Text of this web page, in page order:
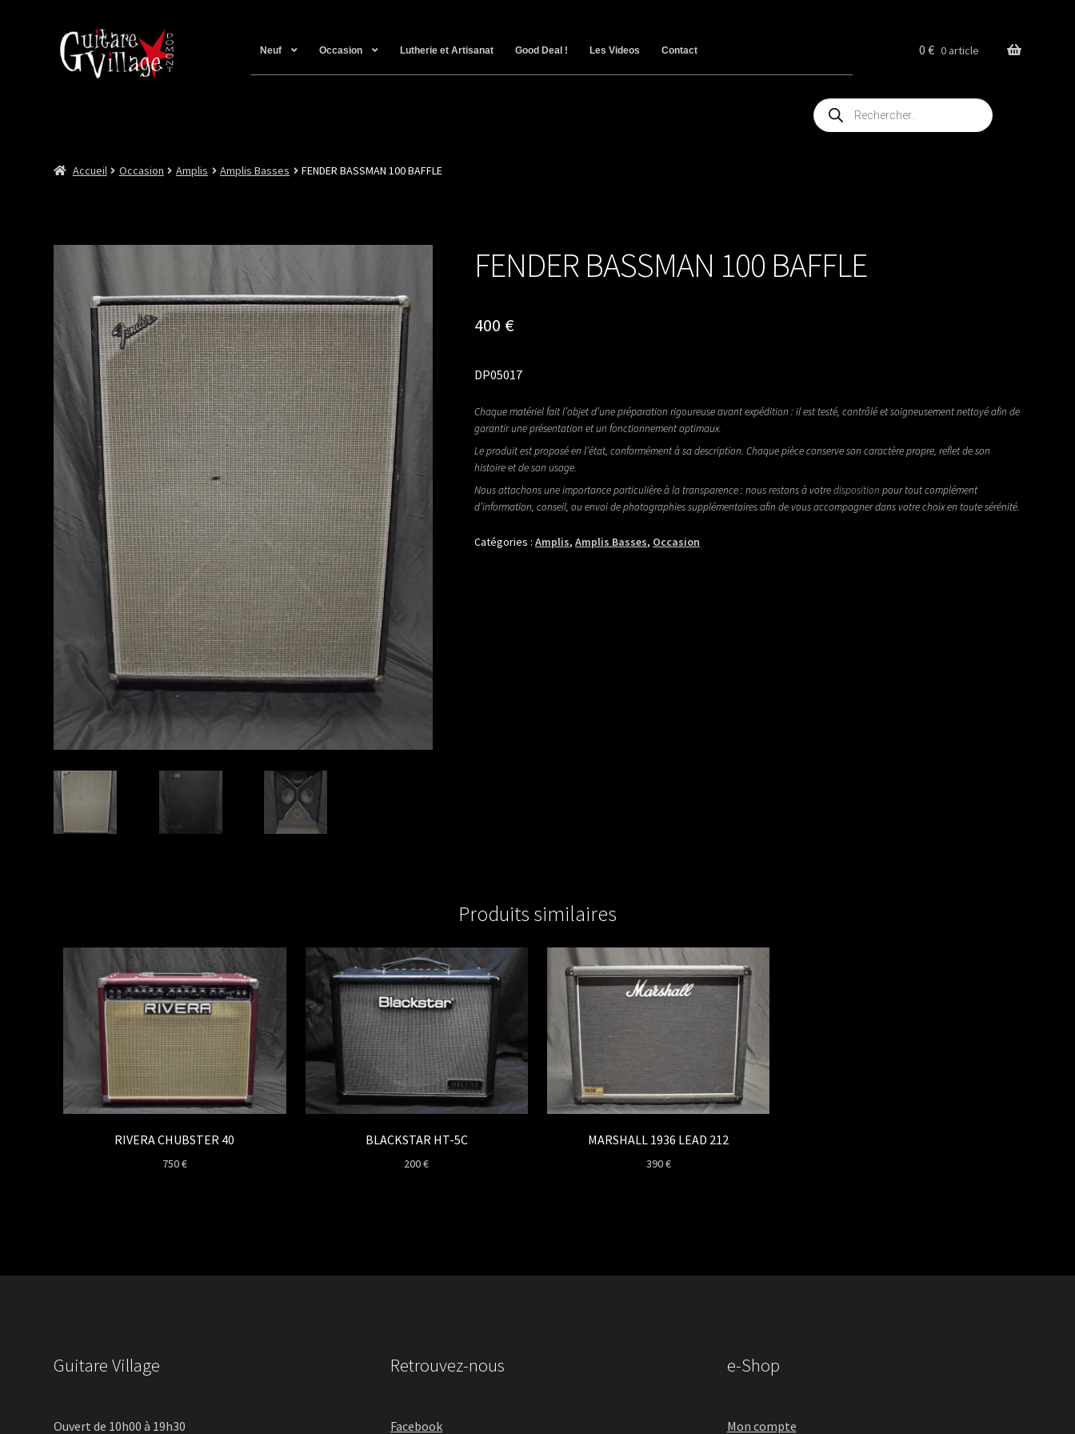
Neuf Occasion Lutherie et Artisanat Good Deal ! Les Videos Contact 0€ 0 article
Recherche
de
produits
Accueil Occasion Amplis Amplis Basses FENDER BASSMAN 100 BAFFLE
FENDER BASSMAN 100 BAFFLE
400 €
DP05017
Chaque matériel fait l’objet d’une préparation rigoureuse avant expédition : il est testé, contrôlé et soigneusement nettoyé afin de
garantir une présentation et un fonctionnement optimaux.
Le produit est proposé en l’état, conformément à sa description. Chaque pièce conserve son caractère propre, reflet de son
histoire et de son usage.
Nous attachons une importance particulière à la transparence : nous restons à votredisposition pour tout complément
d’information, conseil, ou envoi de photographies supplémentaires afin de vous accompagner dans votre choix en toute sérénité.
Catégories :Amplis,Amplis Basses, Occasion
Produits similaires
RIVERA CHUBSTER 40
750€
BLACKSTAR HT-5C
200€
MARSHALL 1936 LEAD 212
390€
Guitare Village
Ouvert de 10h00 à 19h30
Retrouvez-nous
Facebook
e-Shop
Mon compte